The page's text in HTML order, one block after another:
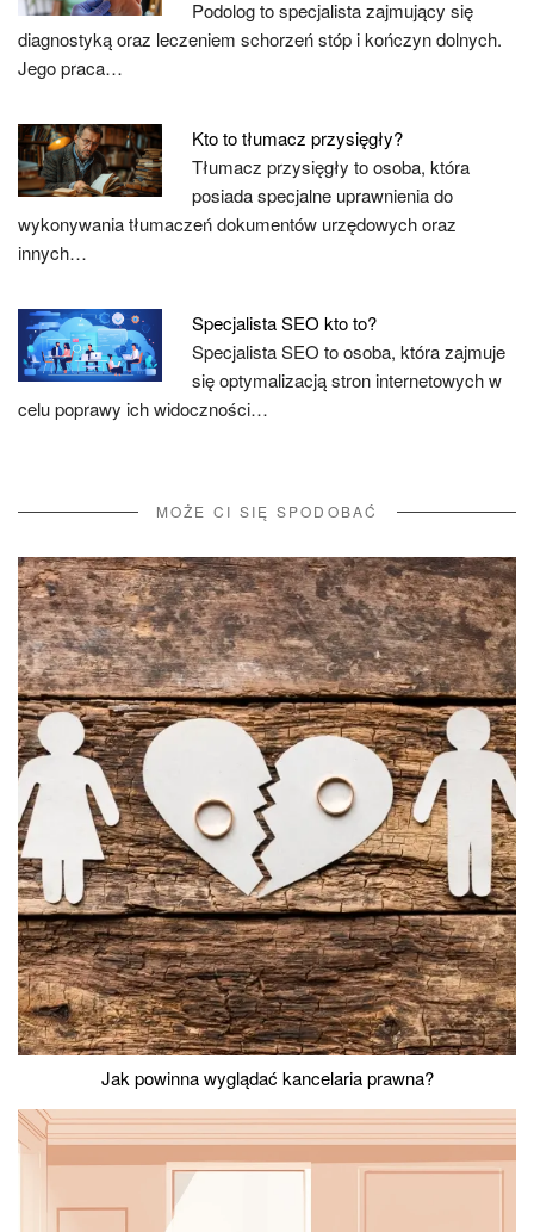
Podolog to specjalista zajmujący się
diagnostyką oraz leczeniem schorzeń stóp i kończyn dolnych.
Jego praca…
Kto to tłumacz przysięgły?
Tłumacz przysięgły to osoba, która
posiada specjalne uprawnienia do
wykonywania tłumaczeń dokumentów urzędowych oraz
innych…
Specjalista SEO kto to?
Specjalista SEO to osoba, która zajmuje
się optymalizacją stron internetowych w
celu poprawy ich widoczności…
MOŻE CI SIĘ SPODOBAĆ
Jak powinna wyglądać kancelaria prawna?